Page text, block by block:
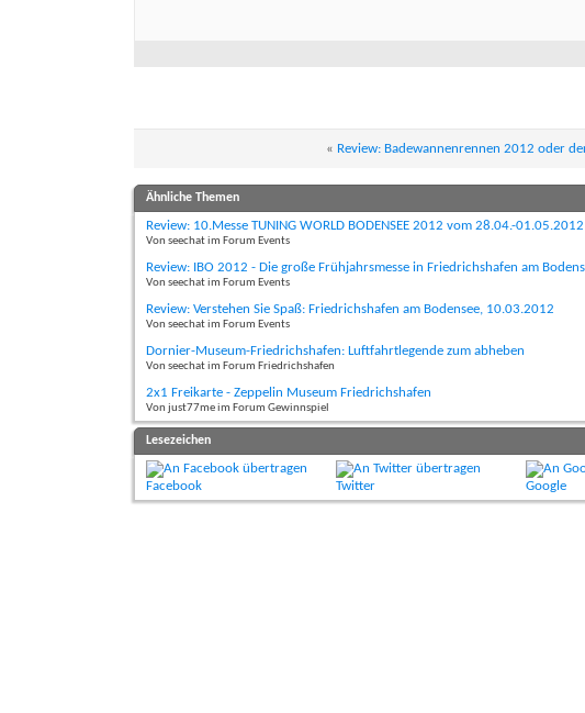
« Review: Badewannenrennen 2012 oder
Ähnliche Themen
Review: 10.Messe TUNING WORLD BODENSEE 2012 vom 28.04.-
Von seechat im Forum Events
Review: IBO 2012 - Die große Frühjahrsmesse in Friedrichshafen am
Von seechat im Forum Events
Review: Verstehen Sie Spaß: Friedrichshafen am Bodensee, 10.03.2012
Von seechat im Forum Events
Dornier-Museum-Friedrichshafen: Luftfahrtlegende zum abheben
Von seechat im Forum Friedrichshafen
2x1 Freikarte - Zeppelin Museum Friedrichshafen
Von just77me im Forum Gewinnspiel
Lesezeichen
Facebook Twitter Google